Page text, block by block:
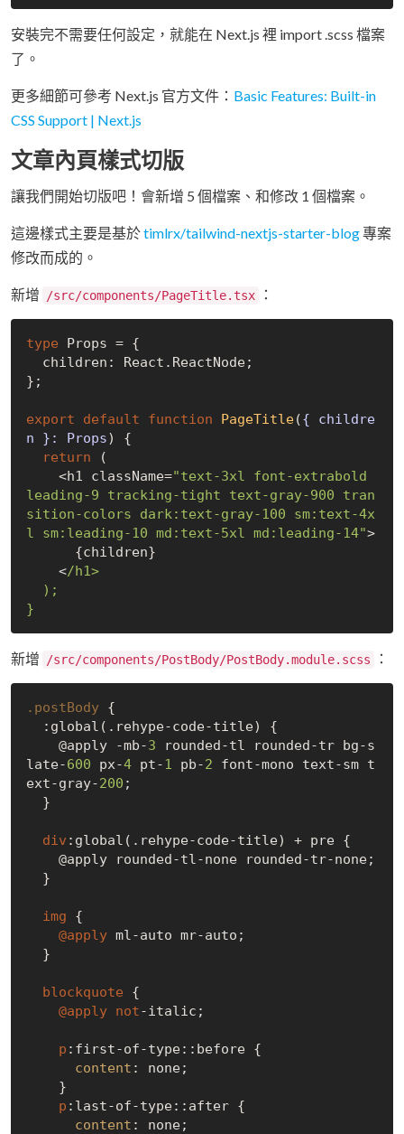
安裝完不需要任何設定，就能在 Next.js 裡 import .scss 檔案
了。
更多細節可參考 Next.js 官方文件： Basic Features: Built-in
CSS Support | Next.js
文章內頁樣式切版
讓我們開始切版吧！會新增 5 個檔案、和修改 1 個檔案。
這邊樣式主要是基於timlrx/tailwind-nextjs-starter-blog專案
修改而成的。
新增 /src/components/PageTitle.tsx ：
type Props = {
};
export default function PageTitle({ childre
n }: Props) {
return (
    <h1 className=
"text-3xl font-extrabold
leading-9 tracking-tight text-gray-900 tran
sition-colors dark:text-gray-100 sm:text-4x
l sm:leading-10 md:text-5xl md:leading-14">
    <
/h1>
新增 /src/components/PostBody/PostBody.module.scss ：
.postBody {
    @apply -mb-
3 rounded-tl rounded-tr bg-s
late-600 px-4 pt-1 pb-2 font-mono text-sm t
ext-gray-200 ;
div :global(.rehype-code-title) + pre {
img {
@apply ml-auto mr-auto;
blockquote {
@apply not-italic;
p :first-of-type::before {
content : none;
p :last-of-type::after {
content : none;